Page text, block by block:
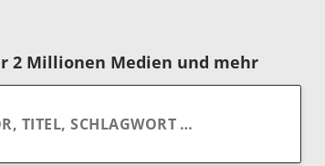
2 Millionen Medien und mehr